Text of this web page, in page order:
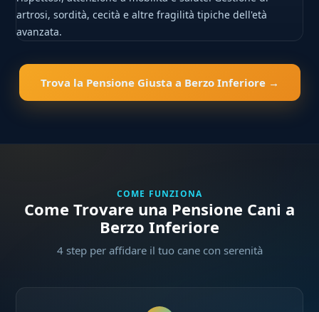
artrosi, sordità, cecità e altre fragilità tipiche dell'età
avanzata.
Trova la Pensione Giusta a Berzo Inferiore →
COME FUNZIONA
Come Trovare una Pensione Cani a
Berzo Inferiore
4 step per affidare il tuo cane con serenità